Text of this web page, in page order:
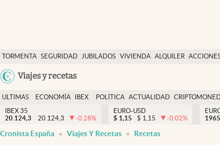
TORMENTA SEGURIDAD JUBILADOS VIVIENDA ALQUILER
Viajes y recetas
Economía y finanzas
Política
Actualidad
Criptomonedas
España
ULTIMAS
NOTICIAS
ECONOMÍA
FINANZAS
IBEX
EURO
POLÍTICA ACTUALIDAD
IBEX 35
20.124,3
20.124,3 -0.28%
EURO-USD
$ 1,15 $ 1,15 -0.02%
Cronista España Viajes Y Recetas Recetas